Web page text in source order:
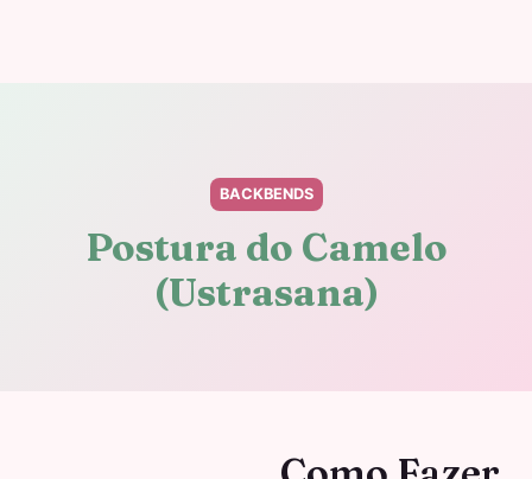
BACKBENDS
Postura do Camelo
(Ustrasana)